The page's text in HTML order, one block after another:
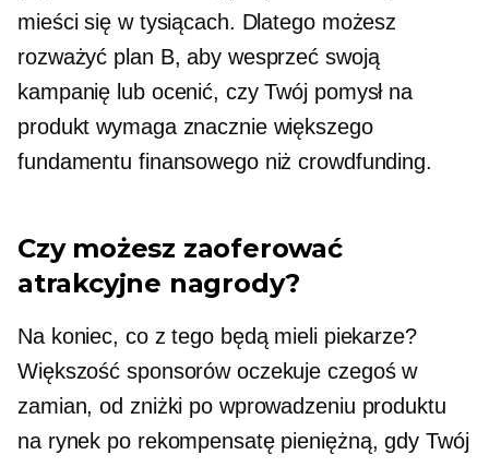
mieści się w tysiącach. Dlatego możesz
rozważyć plan B, aby wesprzeć swoją
kampanię lub ocenić, czy Twój pomysł na
produkt wymaga znacznie większego
fundamentu finansowego niż crowdfunding.
Czy możesz zaoferować
atrakcyjne nagrody?
Na koniec, co z tego będą mieli piekarze?
Większość sponsorów oczekuje czegoś w
zamian, od zniżki po wprowadzeniu produktu
na rynek po rekompensatę pieniężną, gdy Twój